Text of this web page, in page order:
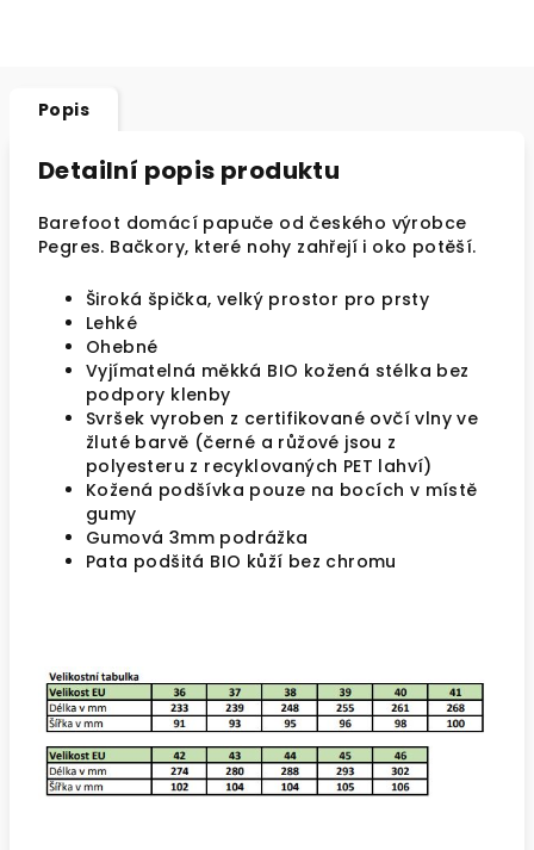
Popis
Detailní popis produktu
Barefoot domácí papuče od českého výrobce
Pegres. Bačkory, které nohy zahřejí i oko potěší.
Široká špička, velký prostor pro prsty
Lehké
Ohebné
Vyjímatelná měkká BIO kožená stélka bez
podpory klenby
Svršek vyroben z certifikované ovčí vlny ve
žluté barvě (černé a růžové jsou z
polyesteru z recyklovaných PET lahví)
Kožená podšívka pouze na bocích v místě
gumy
Gumová 3mm podrážka
Pata podšitá BIO kůží bez chromu